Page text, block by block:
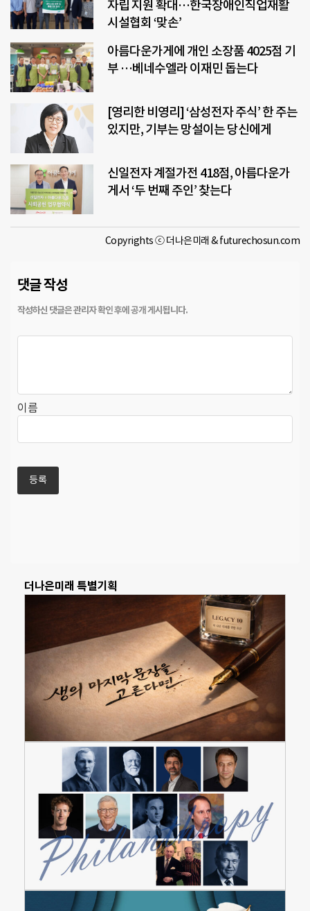
자립 지원 확대…한국장애인직업재활
시설협회 ‘맞손’
아름다운가게에 개인 소장품 4025점 기
부 …베네수엘라 이재민 돕는다
[영리한 비영리] ‘삼성전자 주식’ 한 주는
있지만, 기부는 망설이는 당신에게
신일전자 계절가전 418점, 아름다운가
게서 ‘두 번째 주인’ 찾는다
Copyrights ⓒ 더나은미래 & futurechosun.com
댓글 작성
이름
더나은미래 특별기획